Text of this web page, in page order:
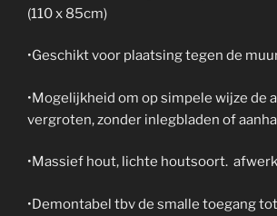
(110 x 85cm)
•Geschikt voor plaatsing tegen de
•Mogelijkheid om op simpele wijze de
vergroten, zonder inlegbladen of
•Massief hout, lichte houtsoort.
•Demontabel tbv de smalle toegang